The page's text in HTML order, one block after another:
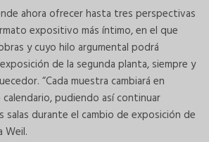
ahora ofrecer hasta tres perspectivas
expositivo más íntimo, en el que
y cuyo hilo argumental podrá
de la segunda planta, siempre y
“Cada muestra cambiará en
pudiendo así continuar
salas durante el cambio de exposición de
Weil.